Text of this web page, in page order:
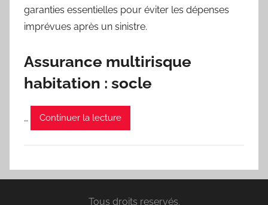
garanties essentielles pour éviter les dépenses
imprévues après un sinistre.
Assurance multirisque
habitation : socle
… Continuer la lecture
Tous droits reservés.